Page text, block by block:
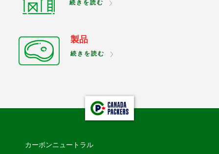
続きを読む
製品
続きを読む
カーボンニュートラル